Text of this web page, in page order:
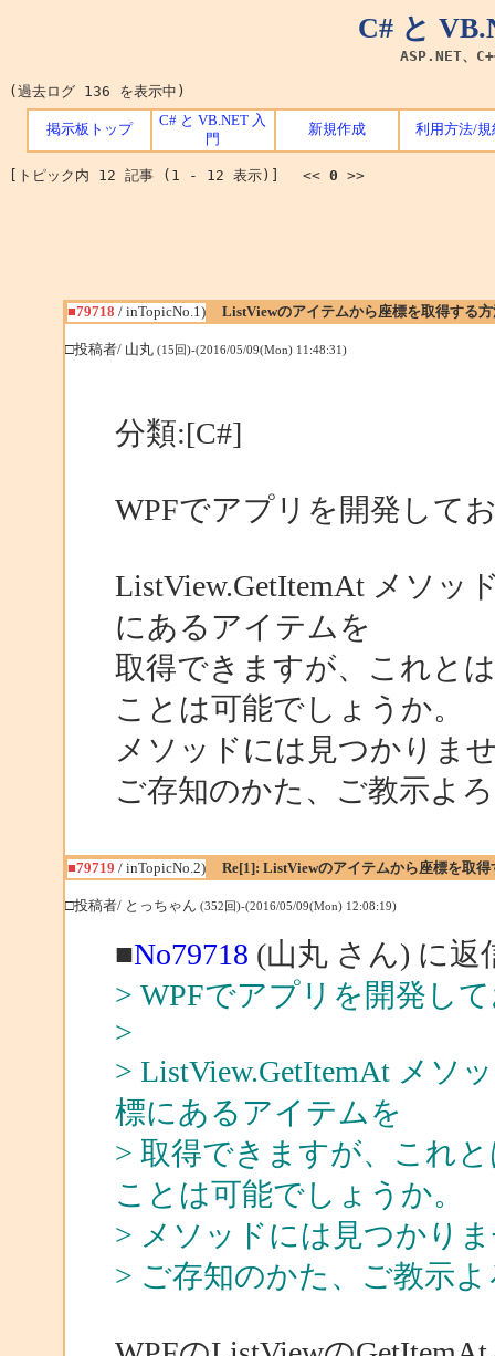
C# と
ASP.NET、
(過去ログ 136 を表示中)
掲示板トップ
C# と VB.NET 入
門
新規作成 利用方法/規
[トピック内 12 記事 (1 - 12 表示)] << 0 >>
■79718 / inTopicNo.1) ListViewのアイテムから座標を取得する
□投稿者/ 山丸 (15回)-(2016/05/09(Mon) 11:48:31)
分類:[C#]
WPFでアプリを開発して
ListView.GetItemAt メソッ
にあるアイテムを
取得できますが、これと
ことは可能でしょうか。
メソッドには見つかりま
ご存知のかた、ご教示よ
■79719 / inTopicNo.2) Re[1]: ListViewのアイテムから座標を取得
□投稿者/ とっちゃん (352回)-(2016/05/09(Mon) 12:08:19)
■No79718 (山丸 さん) に返
> WPFでアプリを開発し
>
> ListView.GetItemAt メソ
標にあるアイテムを
> 取得できますが、これ
ことは可能でしょうか。
> メソッドには見つかり
> ご存知のかた、ご教示